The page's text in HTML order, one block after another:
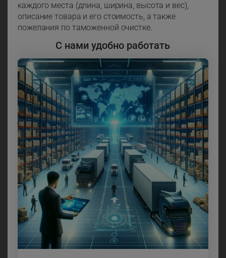
каждого места (длина, ширина, высота и вес),
описание товара и его стоимость, а также
пожелания по таможенной очистке.
С нами удобно работать